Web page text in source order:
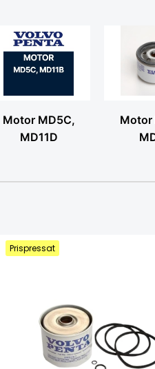
Motor MD5C,
MD11D
Motor
Prispressat